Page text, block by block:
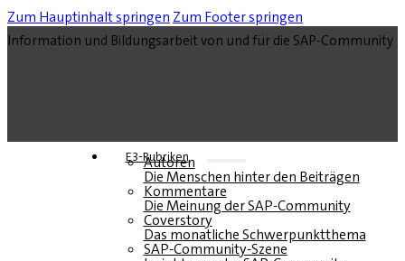
Zum Hauptinhalt springen Zum Footer springen
Information und Bildungsarbeit von und für die SAP-Community
E3-Rubriken
Autoren
Die Menschen hinter den Beiträgen
Kommentare
Die Meinung der SAP-Community
Coverstory
Das monatliche Schwerpunktthema
SAP-Community-Szene